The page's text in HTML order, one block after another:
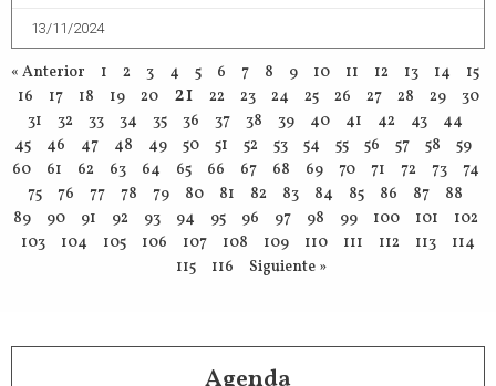
13/11/2024
« Anterior 1 2 3 4 5 6 7 8 9 10 11 12 13 14
15
16
17 18 19 20 21 22 23 24 25 26 27 28 29
30
31
32 33 34 35 36 37 38 39 40 41 42 43
44
45
46 47 48 49 50 51 52 53 54 55 56 57 58
59
60
61 62 63 64 65 66 67 68 69 70 71 72 73
74
75
76 77 78 79 80 81 82 83 84 85 86 87
88
89
90 91 92 93 94 95 96 97 98 99 100 101
102
103
104 105 106 107 108 109 110 111 112 113
114
115
116 Siguiente »